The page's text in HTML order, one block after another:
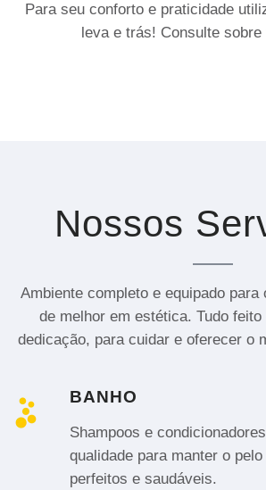
Para seu conforto e praticidade
leva e trás! Consulte sobre
Nossos
Ambiente completo e equipado para
de melhor em estética. Tudo
dedicação, para cuidar e oferecer o
BANHO
Shampoos e
qualidade para manter o
perfeitos e saudáveis.